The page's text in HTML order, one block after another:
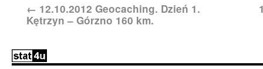
← 12.10.2012 Geocaching. Dzień 1.
Kętrzyn – Górzno 160 km.